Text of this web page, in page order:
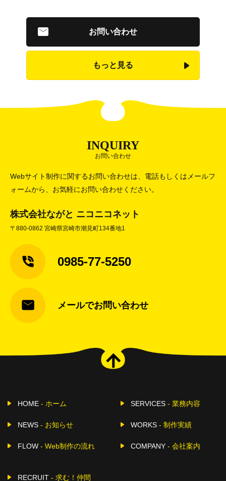
お問い合わせ
もっと見る
INQUIRY
お問い合わせ
Webサイト制作に関するお問い合わせは、電話もしくはメールフ
ォームから、お気軽にお問い合わせください。
株式会社ながと ニコニコネット
〒880-0862 宮崎県宮崎市潮見町134番地1
0985-77-5250
メールでお問い合わせ
arrow_upward
HOME - ホーム
NEWS - お知らせ
FLOW - Web制作の流れ
SERVICES - 業務内容
WORKS - 制作実績
COMPANY - 会社案内
RECRUIT - 求む！仲間